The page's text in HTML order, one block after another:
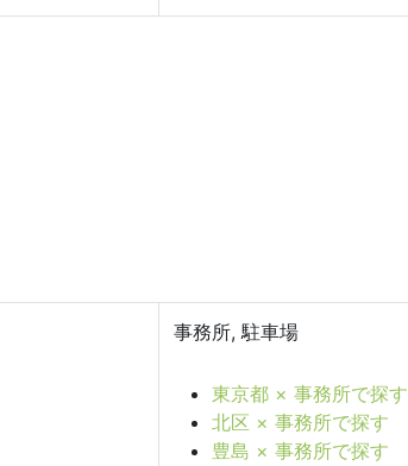
事務所, 駐車場
東京都 × 事務所で探す
北区 × 事務所で探す
豊島 × 事務所で探す